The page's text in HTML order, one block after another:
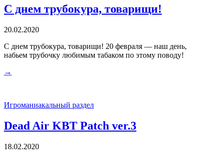
С днем трубокура, товарищи!
20.02.2020
С днем трубокура, товарищи! 20 февраля — наш день,
набьем трубочку любимым табаком по этому поводу!
→
Игроманиакальный раздел
Dead Air KBT Patch ver.3
18.02.2020